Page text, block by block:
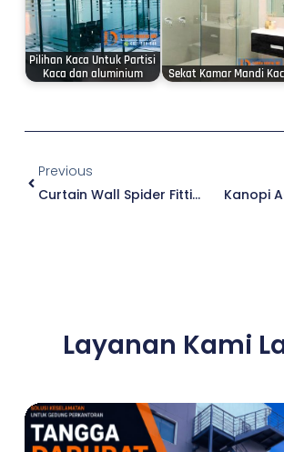
Pilihan Kaca Untuk Partisi
Kaca dan aluminium
Sekat Kamar Mandi
Previous
Curtain Wall Spider Fitting
Kanopi
Layanan Kami